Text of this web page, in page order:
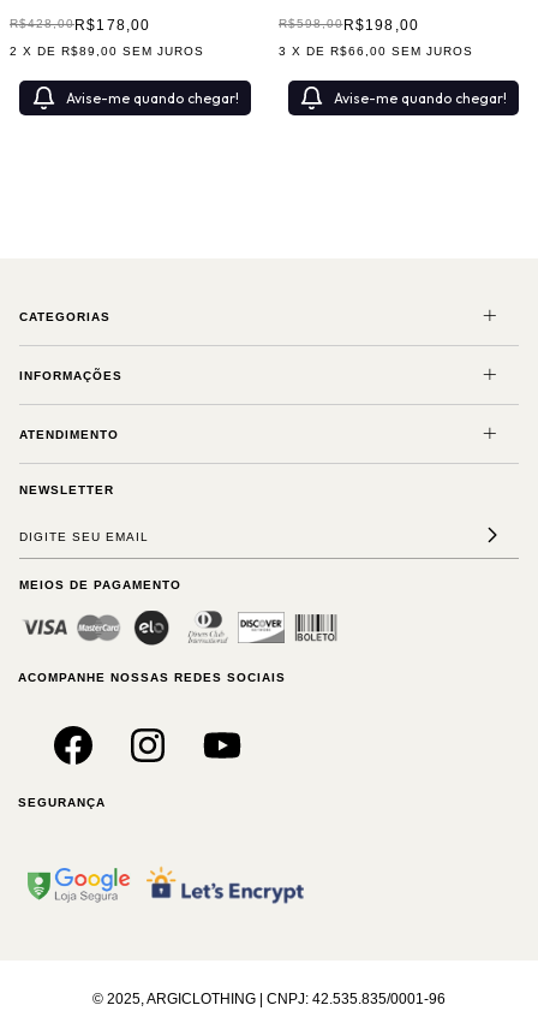
R$178,00
R$428,00
2 X DER$89,00 SEM JUROS
Avise-me quando chegar!
R$198,00
R$598,00
3 X DE R$66,00 SEM JUROS
Avise-me quando chegar!
CATEGORIAS
INFORMAÇÕES
ATENDIMENTO
NEWSLETTER
MEIOS DE PAGAMENTO
ACOMPANHE NOSSAS REDES SOCIAIS
SEGURANÇA
© 2025, ARGICLOTHING | CNPJ: 42.535.835/0001-96